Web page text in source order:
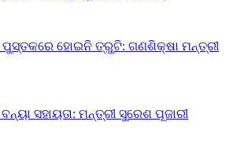
ହୋଇନି ତ୍ରୁଟି: ଗଣଶିକ୍ଷା ମନ୍ତ୍ରୀ
ସହାୟତା: ମନ୍ତ୍ରୀ ସୁରେଶ ପୂଜାରୀ